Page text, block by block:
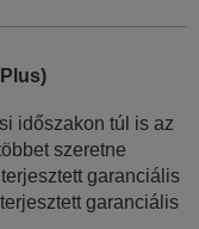
időszakon túl is az
szeretne
garanciális
garanciális